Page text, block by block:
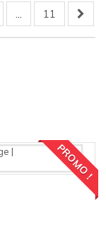
... 11
PROMO !